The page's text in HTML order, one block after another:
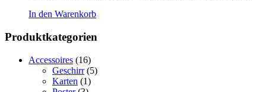
In den Warenkorb
Produktkategorien
Accessoires (16)
Geschirr (5)
Karten (1)